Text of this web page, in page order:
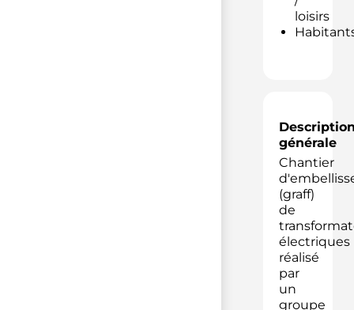
loisirs
générale
Chantier
(graff)
de
électriques
réalisé
par
un
groupe